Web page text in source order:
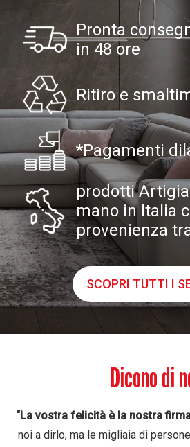
Pronta
in 48 ore
Ritiro e
*Pagamenti
prodotti
mano in Italia
provenienza
SCOPRI TUTTI I
Dicono di
“La vostra felicità è la nostra firma.
noi a dirlo, ma le migliaia di